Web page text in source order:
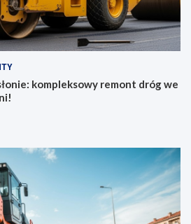
kompleksowy remont dróg we